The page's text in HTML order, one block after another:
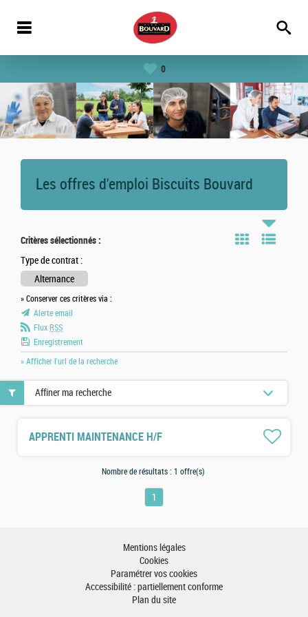
0
Les offres d'emploi Biscuits Bouvard
Critères sélectionnés :
Type de contrat :
Alternance
» Conserver ces critères via :
Alerte email
Flux RSS
Enregistrement
» Afficher l'url de la recherche
APPRENTI MAINTENANCE H/F
Affiner ma recherche
Nombre de résultats : 1 offre(s)
1
Mentions légales
Cookies
Paramétrer vos cookies
Accessibilité : partiellement conforme
Plan du site